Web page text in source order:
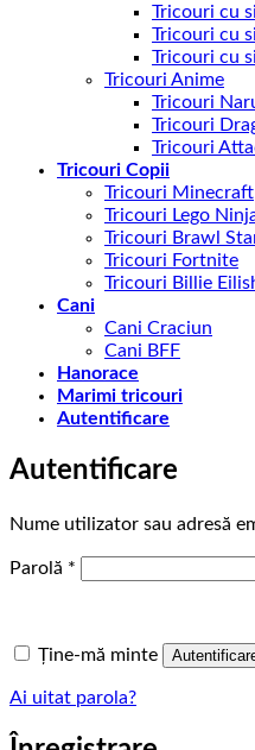
Tricouri cu
Tricouri cu
Tricouri cu
Tricouri Anime
Tricouri
Tricouri
Tricouri
Tricouri Copii
Tricouri Minecraft
Tricouri Lego
Tricouri Brawl
Tricouri Fortnite
Tricouri Billie
Cani
Cani Craciun
Cani BFF
Hanorace
Marimi tricouri
Autentificare
Autentificare
Nume utilizator sau adresă
Parolă *
Ține-mă minte
Ai uitat parola?